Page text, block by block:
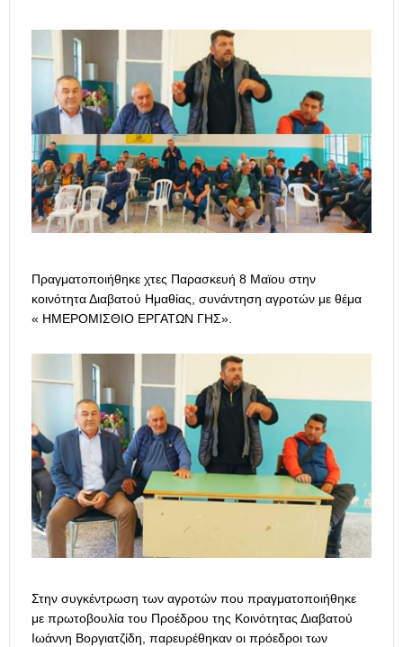
Πραγματοποιήθηκε χτες Παρασκευή 8 Μαϊου στην
κοινότητα Διαβατού Ημαθίας, συνάντηση αγροτών με θέμα
« ΗΜΕΡΟΜΙΣΘΙΟ ΕΡΓΑΤΩΝ ΓΗΣ».
Στην συγκέντρωση των αγροτών που πραγματοποιήθηκε
με πρωτοβουλία του Προέδρου της Κοινότητας Διαβατού
Ιωάννη Βοργιατζίδη, παρευρέθηκαν οι πρόεδροι των